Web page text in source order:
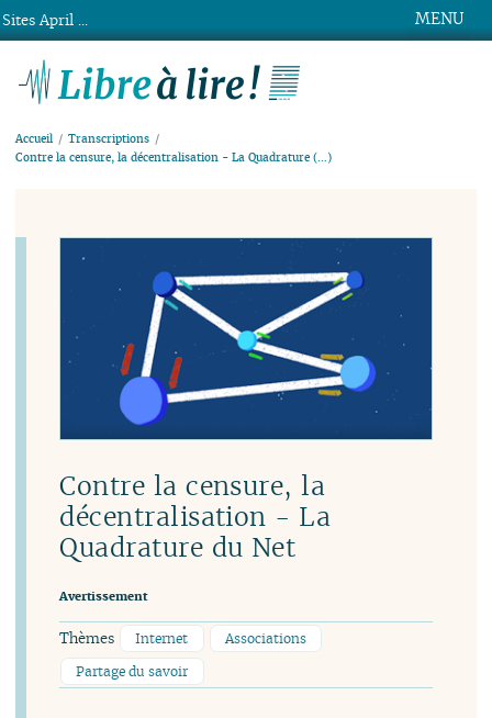
MENU
Accueil
Transcriptions
Contre la censure, la décentralisation - La Quadrature (…)
Contre la censure, la
décentralisation - La
Quadrature du Net
Avertissement
Thèmes Internet
Associations
Partage du savoir
Sites April ...